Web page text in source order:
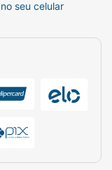
seu celular